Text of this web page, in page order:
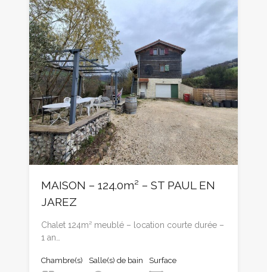
MAISON – 124.0m² – ST PAUL EN
JAREZ
Chalet 124m² meublé – location courte durée –
1 an…
Chambre(s)
Salle(s) de bain
Surface